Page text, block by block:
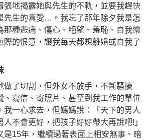
張地揭露她與先生的不軌，並要我趕快
先生的真愛…。我忘了那年除夕我是怎
那種悲痛、傷心、絕望、羞恥、自我懷
際的恨意，讓我每天都想離婚或自我了
做了切割，但外女不放手，不斷騷擾
、寫信、寄照片、甚至到我工作的單位
我一心求去，但媽媽說：「天下的男人
不會更好，把孩子好好帶大再說吧!」
是15年，繼續過著表面上相安無事、暗